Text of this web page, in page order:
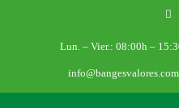
Lun. – Vier.: 08:00h –
info@bangesvalores.com